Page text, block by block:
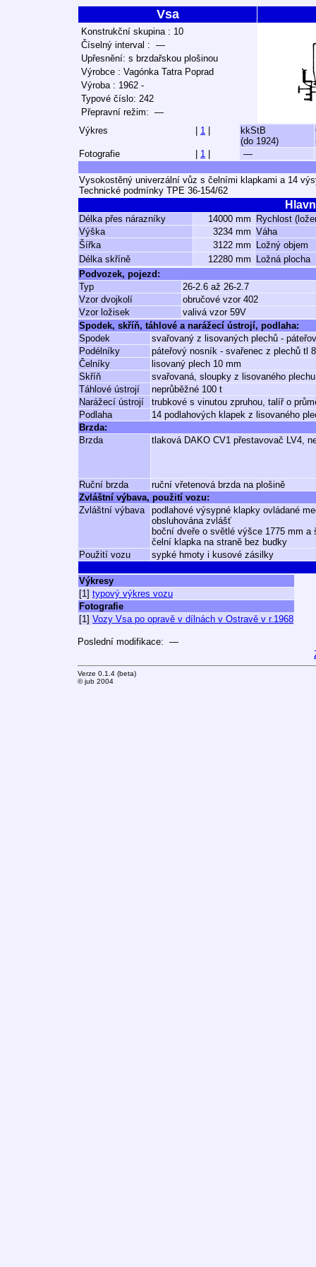
Vsa
Konstrukční skupina : 10
Číselný interval : —
Upřesnění: s brzdařskou plošinou
Výrobce : Vagónka Tatra Poprad
Výroba : 1962 -
Typové číslo: 242
Přepravní režim: —
Výkres
1
kkStB
(do 1924)
Fotografie
1 —
Vysokostěný univerzální vůz s čelními klapkami a 14
Technické podmínky TPE 36-154/62
Délka přes nárazníky 14000 mm
Rychlost
Výška
3234 mm Váha
Šířka
3122 mm
Ložný objem
Délka skříně
12280 mm
Ložná plocha
Podvozek, pojezd:
Typ
26-2.6 až 26-2.7
Vzor dvojkolí
obručové vzor 402
Vzor ložisek
valivá vzor 59V
Spodek, skříň, táhlové a narážecí ústrojí, podlaha:
Spodek
svařovaný z lisovaných plechů -
Podélníky
páteřový nosník - svařenec z plechů tl
Čelníky
lisovaný plech 10 mm
Skříň
svařovaná, sloupky z lisovaného
Táhlové ústrojí
neprůběžné 100 t
Narážecí ústrojí
trubkové s vinutou zpruhou, talíř o
Podlaha
14 podlahových klapek z lisovaného
Brzda:
Brzda
tlaková DAKO CV1 přestavovač LV4,
Ruční brzda
ruční vřetenová brzda na plošině
Zvláštní výbava, použití vozu:
Zvláštní výbava
podlahové výsypné klapky ovládané
obsluhována zvlášť
boční dveře o světlé výšce 1775 mm
čelní klapka na straně bez budky
Použití vozu
sypké hmoty i kusové zásilky
Výkresy
[1] typový výkres vozu
Fotografie
[1] Vozy Vsa po opravě v dílnách v Ostravě v r.1968
Poslední modifikace: —
Verze 0.1.4 (beta)
© jub 2004